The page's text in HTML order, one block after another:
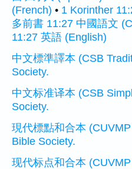
(French) • 1 Korinther
多前書 11:27 中國語文
11:27 英語 (English)
中文標準譯本 (CSB
Society.
中文标准译本 (CSB
Society.
現代標點和合本
Bible Society.
现代标点和合本